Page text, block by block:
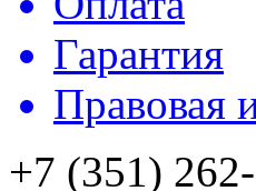
Гарантия
Правовая
+7 (351)